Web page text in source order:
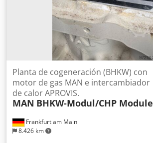
Frankfurt am Main
8.426 km
Planta de cogeneración (BHKW) con
motor de gas MAN e intercambiador
de calor APROVIS.
MAN BHKW-Modul/CHP Module